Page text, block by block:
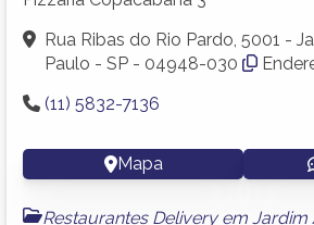
Rua Ribas do Rio Pardo, 5001 -
Paulo - SP - 04948-030
(11) 5832-7136
Mapa
Restaurantes Delivery em Jardim